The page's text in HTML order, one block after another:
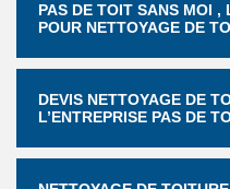
PAS DE TOIT SANS MOI
POUR NETTOYAGE DE
DEVIS NETTOYAGE DE
L’ENTREPRISE PAS DE